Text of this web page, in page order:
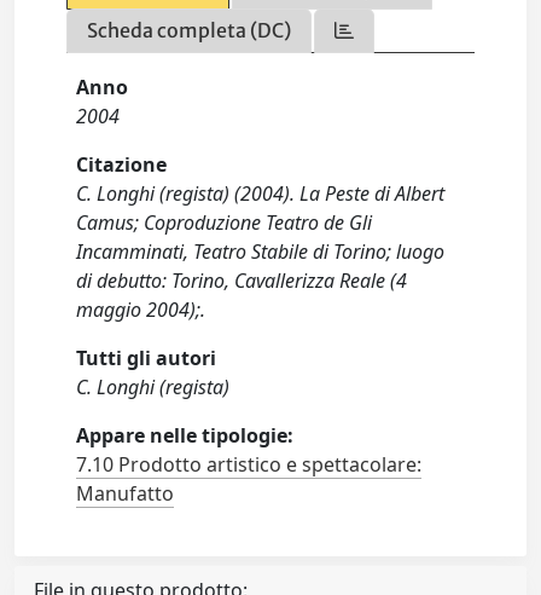
Scheda completa (DC)
Anno
2004
Citazione
C. Longhi (regista) (2004). La Peste di Albert
Camus; Coproduzione Teatro de Gli
Incamminati, Teatro Stabile di Torino; luogo
di debutto: Torino, Cavallerizza Reale (4
maggio 2004);.
Tutti gli autori
C. Longhi (regista)
Appare nelle tipologie:
7.10 Prodotto artistico e spettacolare:
Manufatto